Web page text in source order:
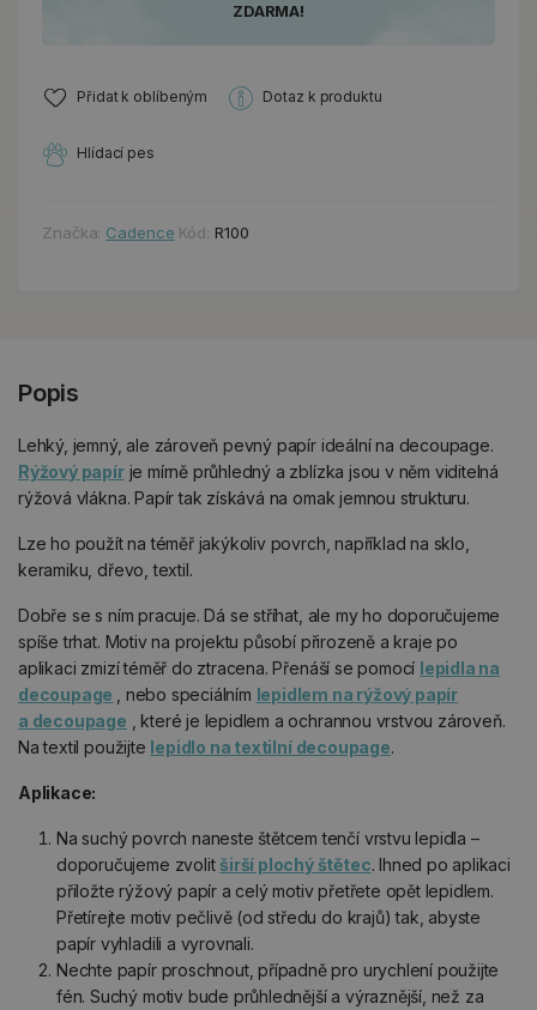
ZDARMA!
Přidat k oblíbeným Dotaz k produktu
Hlídací pes
Značka: Cadence Kód: R100
Popis
Lehký, jemný, ale zároveň pevný papír ideální na decoupage.
Rýžový papírje mírně průhledný a zblízka jsou v něm viditelná
rýžová vlákna. Papír tak získává na omak jemnou strukturu.
Lze ho použít na téměř jakýkoliv povrch, například na sklo,
keramiku, dřevo, textil.
Dobře se s ním pracuje. Dá se stříhat, ale my ho doporučujeme
spíše trhat. Motiv na projektu působí přirozeně a kraje po
aplikaci zmizí téměř do ztracena. Přenáší se pomocí lepidla na
decoupage
, nebo speciálním lepidlem na rýžový papír
a decoupage , které je lepidlem a ochrannou vrstvou zároveň.
Na textil použijte lepidlo na textilní decoupage.
Aplikace:
Na suchý povrch naneste štětcem tenčí vrstvu lepidla –
doporučujeme zvolit širší plochý štětec. Ihned po aplikaci
přiložte rýžový papír a celý motiv přetřete opět lepidlem.
Přetírejte motiv pečlivě (od středu do krajů) tak, abyste
papír vyhladili a vyrovnali.
Nechte papír proschnout, případně pro urychlení použijte
fén. Suchý motiv bude průhlednější a výraznější, než za